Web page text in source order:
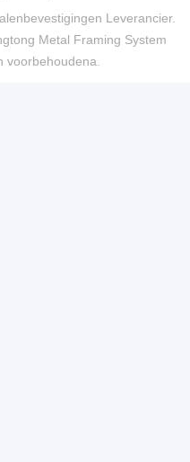
Leverancier.
Metal Framing System
voorbehoudena.